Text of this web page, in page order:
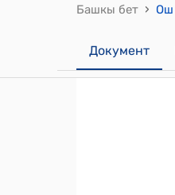
Башкы бет ›
Документ